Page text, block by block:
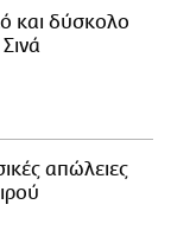
και δύσκολο
απώλειες